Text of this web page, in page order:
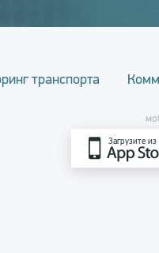
транспорта
Загрузите из